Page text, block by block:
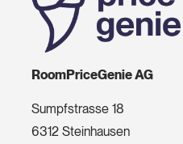
RoomPriceGenie AG
Sumpfstrasse 18
6312 Steinhausen